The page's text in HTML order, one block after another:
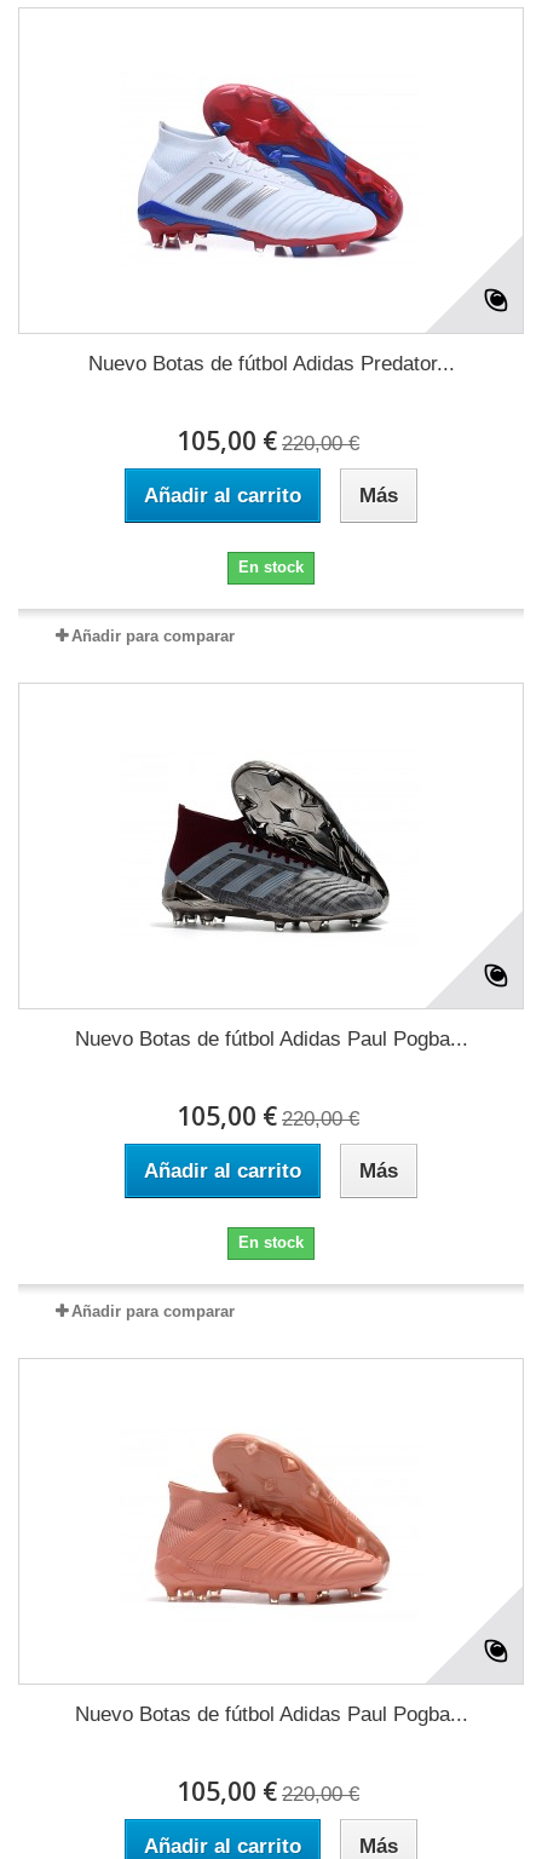
Nuevo Botas de fútbol Adidas Predator...
105,00 € 220,00 €
Añadir al carrito Más
En stock
Añadir para comparar
Nuevo Botas de fútbol Adidas Paul Pogba...
105,00 € 220,00 €
Añadir al carrito Más
En stock
Añadir para comparar
Nuevo Botas de fútbol Adidas Paul Pogba...
105,00 € 220,00 €
Añadir al carrito Más